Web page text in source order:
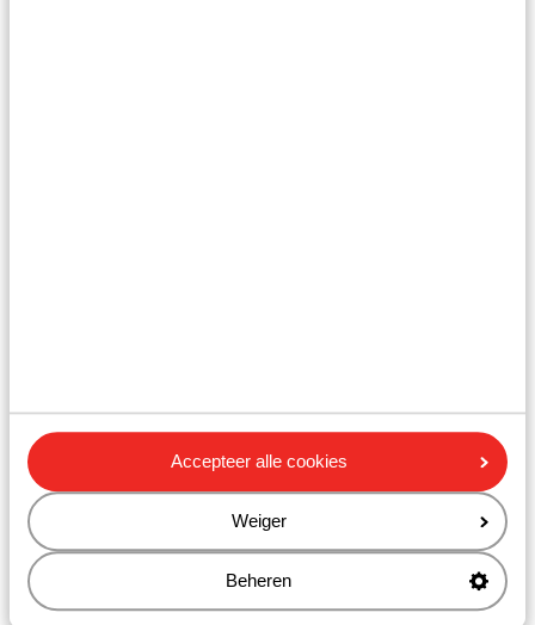
Accepteer alle cookies
Weiger
Beheren
• Kite, waveboard of wakeboard
• Muziekinstrumenten
• Surfplank
• Visuitrusting